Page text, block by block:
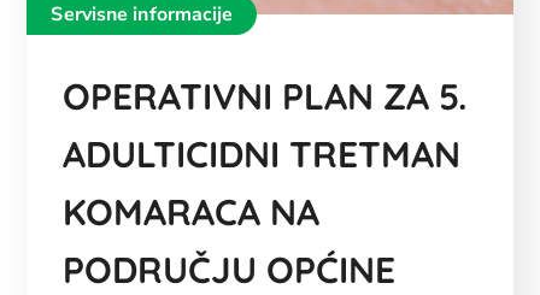
Servisne informacije
OPERATIVNI PLAN ZA 5.
ADULTICIDNI TRETMAN
KOMARACA NA
PODRUČJU OPĆINE